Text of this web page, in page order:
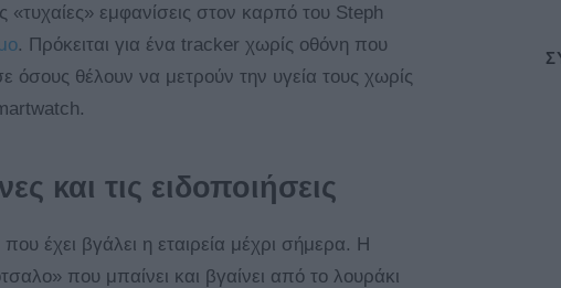
εμφανίσεις στον καρπό του Steph
. Πρόκειται για ένα tracker χωρίς οθόνη που
όσους θέλουν να μετρούν την υγεία τους χωρίς
και τις ειδοποιήσεις
έχει βγάλει η εταιρεία μέχρι σήμερα. Η
που μπαίνει και βγαίνει από το λουράκι